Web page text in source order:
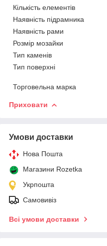
Кількість елементів
Наявність підрамника
Наявність рами
Розмір мозайки
Тип каменів
Тип поверхні
Торговельна марка
Приховати
Умови доставки
Нова Пошта
Магазини Rozetka
Укрпошта
Самовивіз
Всі умови доставки